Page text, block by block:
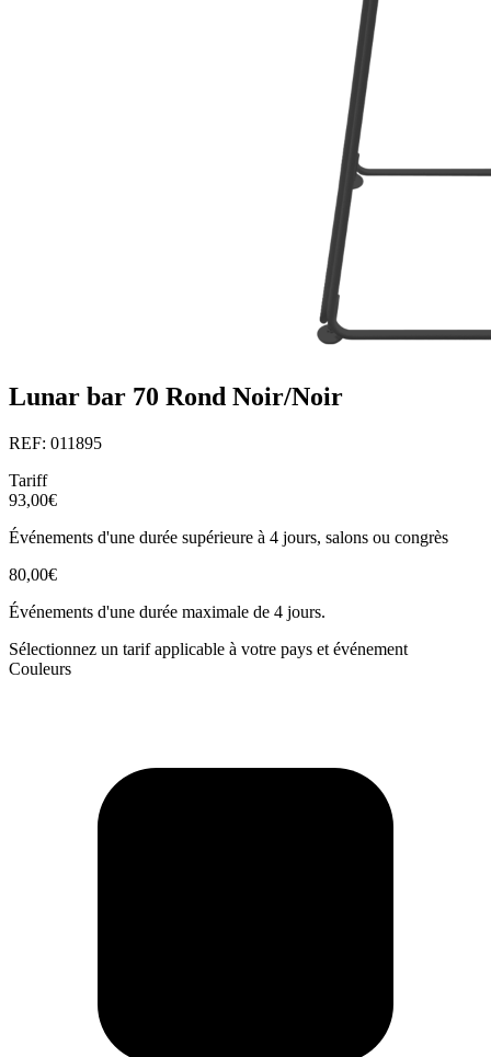
Lunar bar 70 Rond Noir/Noir
REF: 011895
Tariff
93,00€
Événements d'une durée supérieure à 4 jours, salons ou congrès
80,00€
Événements d'une durée maximale de 4 jours.
Sélectionnez un tarif applicable à votre pays et événement
Couleurs